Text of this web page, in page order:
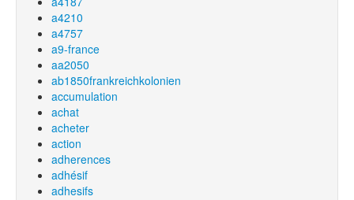
a4210
a4757
a9-france
aa2050
ab1850frankreichkolonien
accumulation
achat
acheter
action
adherences
adhésif
adhesifs